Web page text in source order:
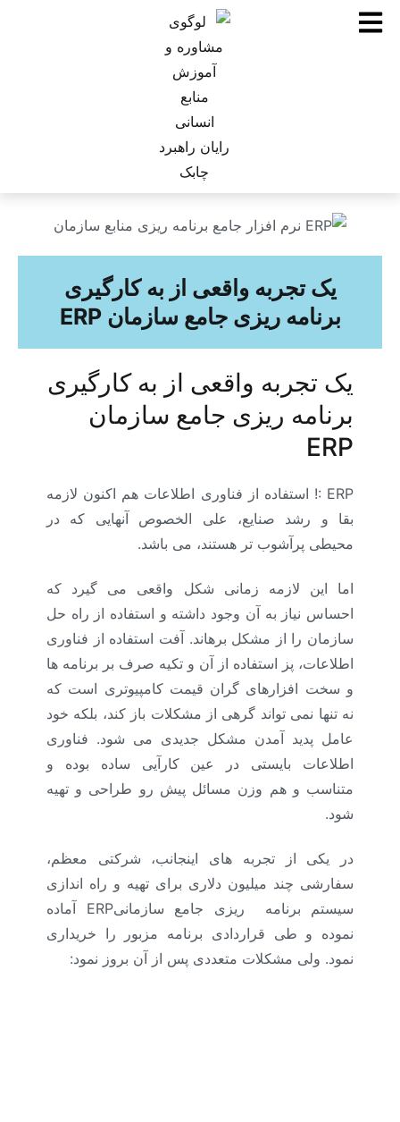
یک تجربه واقعی از به کارگیری
برنامه ریزی جامع سازمان ERP
یک تجربه واقعی از به کارگیری
برنامه ریزی جامع سازمان
ERP
ERP :!
استفاده از فناوری اطلاعات هم اکنون لازمه
بقا و رشد صنایع، علی الخصوص آنهایی که در
محیطی پرآشوب تر هستند، می باشد.
اما این لازمه زمانی شکل واقعی می گیرد که
احساس نیاز به آن وجود داشته و استفاده از راه حل
سازمان را از مشکل برهاند. آفت استفاده از فناوری
اطلاعات، پز استفاده از آن و تکیه صرف بر برنامه ها
و سخت افزارهای گران قیمت کامپیوتری است که
نه تنها نمی تواند گرهی از مشکلات باز کند، بلکه خود
عامل پدید آمدن مشکل جدیدی می شود. فناوری
اطلاعات بایستی در عین کارآیی ساده بوده و
متناسب و هم وزن مسائل پیش رو طراحی و تهیه
شود.
در یکی از تجربه های اینجانب، شرکتی معظم،
سفارشی چند میلیون دلاری برای تهیه و راه اندازی
سیستم برنامه ریزی جامع سازمانیERP
آماده
نموده و طی قراردادی برنامه مزبور را خریداری
نمود. ولی مشکلات متعددی پس از آن بروز نمود: